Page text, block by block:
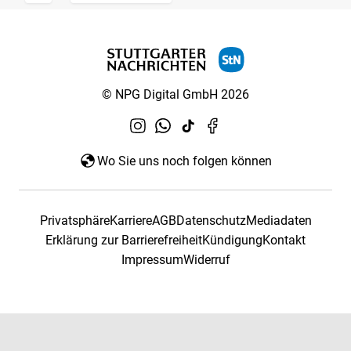
© NPG Digital GmbH 2026
Wo Sie uns noch folgen können
PrivatsphäreKarriereAGBDatenschutzMediadaten
Erklärung zur BarrierefreiheitKündigungKontakt
ImpressumWiderruf